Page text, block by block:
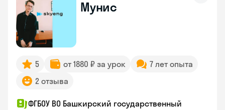
Мунис
5 от 1880 ₽ за урок
7 лет опыта
2 отзыва
ФГБОУ ВО Башкирский государственный